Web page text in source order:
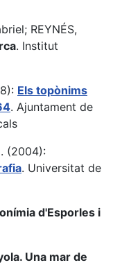
REYNÉS,
. Institut
Els topònims
. Ajuntament de
(2004):
. Universitat de
d'Esporles i
Una mar de